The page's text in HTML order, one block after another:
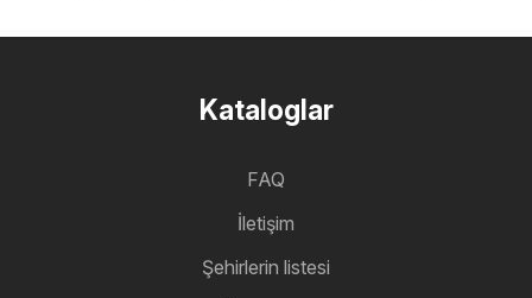
Kataloglar
FAQ
İletişim
Şehirlerin listesi